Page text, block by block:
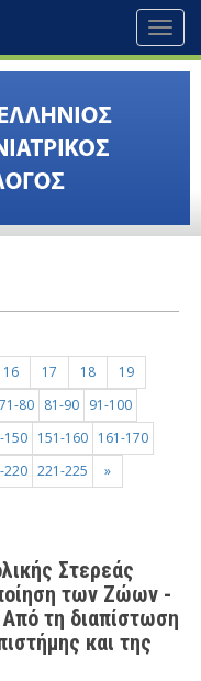
16 17 18
19
71-80 81-90 91-100
150 151-160 161-170
220 221-225 »
Στερεάς
των Ζώων -
τη διαπίστωση
και της